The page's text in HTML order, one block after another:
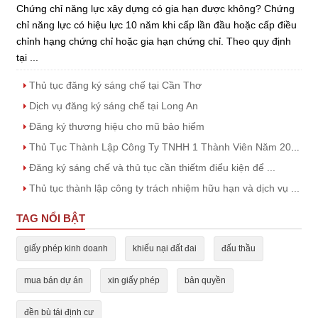
Chứng chỉ năng lực xây dựng có gia hạn được không? Chứng
chỉ năng lực có hiệu lực 10 năm khi cấp lần đầu hoặc cấp điều
chỉnh hạng chứng chỉ hoặc gia hạn chứng chỉ. Theo quy định
tại ...
Thủ tục đăng ký sáng chế tại Cần Thơ
Dịch vụ đăng ký sáng chế tại Long An
Đăng ký thương hiệu cho mũ bảo hiểm
Thủ Tục Thành Lập Công Ty TNHH 1 Thành Viên Năm 2023
Đăng ký sáng chế và thủ tục cần thiếtm điểu kiện để ...
Thủ tục thành lập công ty trách nhiệm hữu hạn và dịch vụ ...
TAG NỔI BẬT
giấy phép kinh doanh khiếu nại đất đai đấu thầu
mua bán dự án xin giấy phép bản quyền
đền bù tái định cư